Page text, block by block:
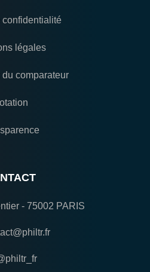
confidentialité
légales
comparateur
- 75002 PARIS